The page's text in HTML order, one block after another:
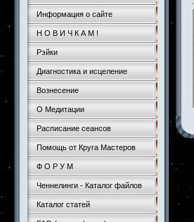
Информация о сайте
Н О В И Ч К А М !
Рэйки
Диагностика и исцеление
Вознесение
О Медитации
Расписание сеансов
Помощь от Круга Мастеров
Ф О Р У М
Ченнелинги - Каталог файлов
Каталог статей